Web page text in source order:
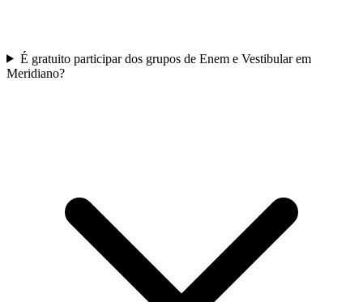
É gratuito participar dos grupos de Enem e Vestibular em
Meridiano?